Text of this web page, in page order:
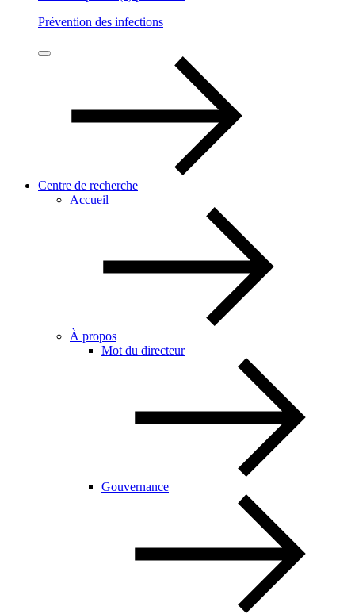
Prévention des infections
Centre de recherche
Accueil
À propos
Mot du directeur
Gouvernance